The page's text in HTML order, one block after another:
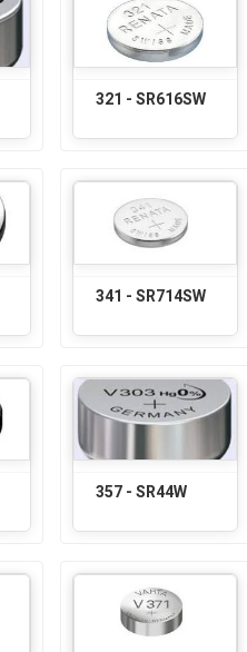
321 - SR616SW
341 - SR714SW
357 - SR44W